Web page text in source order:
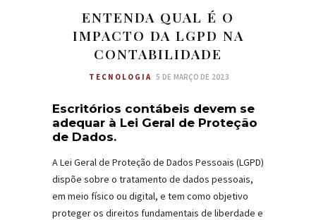
ENTENDA QUAL É O
IMPACTO DA LGPD NA
CONTABILIDADE
TECNOLOGIA 5 DE MARÇO DE 2023
Escritórios contábeis devem se
adequar à Lei Geral de Proteção
de Dados.
A Lei Geral de Proteção de Dados Pessoais (LGPD)
dispõe sobre o tratamento de dados pessoais,
em meio físico ou digital, e tem como objetivo
proteger os direitos fundamentais de liberdade e